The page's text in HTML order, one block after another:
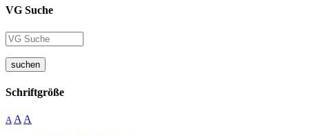
VG Suche
suchen
Schriftgröße
A A A